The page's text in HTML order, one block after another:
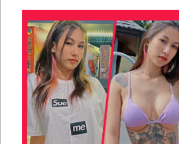
สวย
มีชื่อ
เสียง
คน
ดัง
Navigation